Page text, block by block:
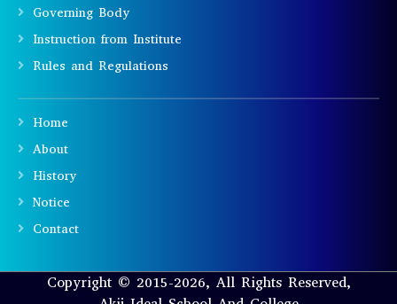
Governing Body
Instruction from Institute
Rules and Regulations
Home
About
History
Notice
Contact
Copyright © 2015-2026, All Rights Reserved,